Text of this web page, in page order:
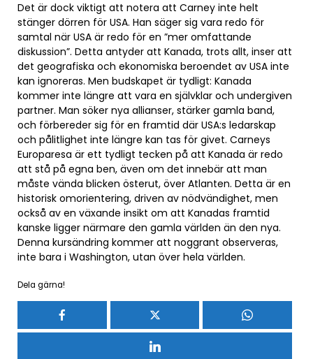
Det är dock viktigt att notera att Carney inte helt
stänger dörren för USA. Han säger sig vara redo för
samtal när USA är redo för en ”mer omfattande
diskussion”. Detta antyder att Kanada, trots allt, inser att
det geografiska och ekonomiska beroendet av USA inte
kan ignoreras. Men budskapet är tydligt: Kanada
kommer inte längre att vara en självklar och undergiven
partner. Man söker nya allianser, stärker gamla band,
och förbereder sig för en framtid där USA:s ledarskap
och pålitlighet inte längre kan tas för givet. Carneys
Europaresa är ett tydligt tecken på att Kanada är redo
att stå på egna ben, även om det innebär att man
måste vända blicken österut, över Atlanten. Detta är en
historisk omorientering, driven av nödvändighet, men
också av en växande insikt om att Kanadas framtid
kanske ligger närmare den gamla världen än den nya.
Denna kursändring kommer att noggrant observeras,
inte bara i Washington, utan över hela världen.
Dela gärna!